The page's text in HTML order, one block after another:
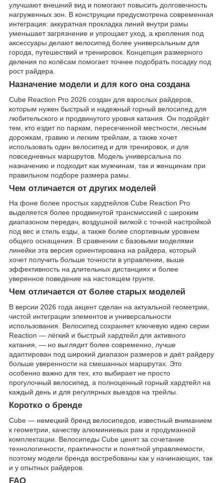
улучшают внешний вид и помогают повысить долговечность
нагруженных зон. В конструкции предусмотрена современная
интеграция: аккуратная прокладка линий внутри рамы
уменьшает загрязнение и упрощает уход, а крепления под
аксессуары делают велосипед более универсальным для
города, путешествий и тренировок. Концепция размерного
деления по колёсам помогает точнее подобрать посадку под
рост райдера.
Назначение модели и для кого она создана
Cube Reaction Pro 2026 создан для взрослых райдеров,
которым нужен быстрый и надежный горный велосипед для
любительского и продвинутого уровня катания. Он подойдёт
тем, кто ездит по паркам, пересеченной местности, лесным
дорожкам, гравию и легким трейлам, а также хочет
использовать один велосипед и для тренировок, и для
повседневных маршрутов. Модель универсальна по
назначению и подходит как мужчинам, так и женщинам при
правильном подборе размера рамы.
Чем отличается от других моделей
На фоне более простых хардтейлов Cube Reaction Pro
выделяется более продвинутой трансмиссией с широким
диапазоном передач, воздушной вилкой с точной настройкой
под вес и стиль езды, а также более спортивным уровнем
общего оснащения. В сравнении с базовыми моделями
линейки эта версия ориентирована на райдера, который
хочет получить больше точности в управлении, выше
эффективность на длительных дистанциях и более
уверенное поведение на настоящем грунте.
Чем отличается от более старых моделей
В версии 2026 года акцент сделан на актуальной геометрии,
чистой интеграции элементов и универсальности
использования. Велосипед сохраняет ключевую идею серии
Reaction — лёгкий и быстрый хардтейл для активного
катания, — но выглядит более современно, лучше
адаптирован под широкий диапазон размеров и даёт райдеру
больше уверенности на смешанных маршрутах. Это
особенно важно для тех, кто выбирает не просто
прогулочный велосипед, а полноценный горный хардтейл на
каждый день и для регулярных выездов на трейлы.
Коротко о бренде
Cube — немецкий бренд велосипедов, известный вниманием
к геометрии, качеству алюминиевых рам и продуманной
комплектации. Велосипеды Cube ценят за сочетание
технологичности, практичности и понятной управляемости,
поэтому модели бренда востребованы как у начинающих, так
и у опытных райдеров.
FAQ